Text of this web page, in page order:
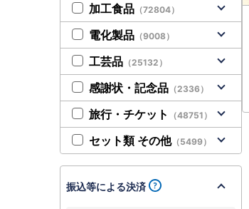
加工食品 （72804）
電化製品 （9008）
工芸品 （25132）
感謝状・記念品 （2336）
旅行・チケット （48751）
セット類 その他（5499）
振込等による決済